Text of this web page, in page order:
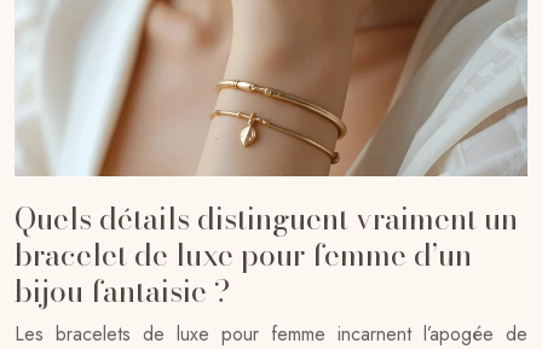
Quels détails distinguent vraiment un
bracelet de luxe pour femme d’un
bijou fantaisie ?
Les bracelets de luxe pour femme incarnent l’apogée de